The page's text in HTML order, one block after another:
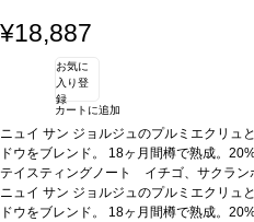
¥18,887
お気に
入り登
録
カートに追加
ニュイ サン ジョルジュのプルミエクリュ
ドウをブレンド。 18ヶ月間樽で熟成。
テイスティングノート イチゴ、サクラ
トリュフの香りも出てくる。コンポート
ント。 15年間ほど熟成可能。ラムのロースト、リブステーキ、ジビエと合わせ
ニュイ サン ジョルジュのプルミエクリュ
ドウをブレンド。 18ヶ月間樽で熟成。